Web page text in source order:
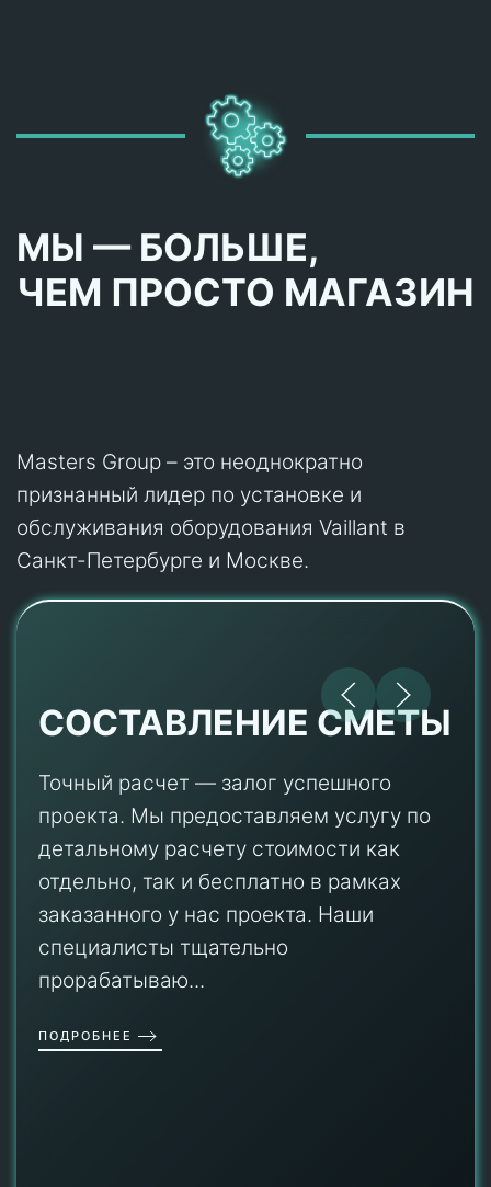
МЫ — БОЛЬШЕ,
ЧЕМ ПРОСТО МАГАЗИН
Masters Group – это неоднократно
признанный лидер по установке и
обслуживания оборудования Vaillant в
Санкт-Петербурге и Москве.
СОСТАВЛЕНИЕ СМЕТЫ
Точный расчет — залог успешного
проекта. Мы предоставляем услугу по
детальному расчету стоимости как
отдельно, так и бесплатно в рамках
заказанного у нас проекта. Наши
специалисты тщательно
прорабатываю...
ПОДРОБНЕЕ